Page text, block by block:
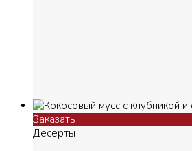
Заказать
Десерты